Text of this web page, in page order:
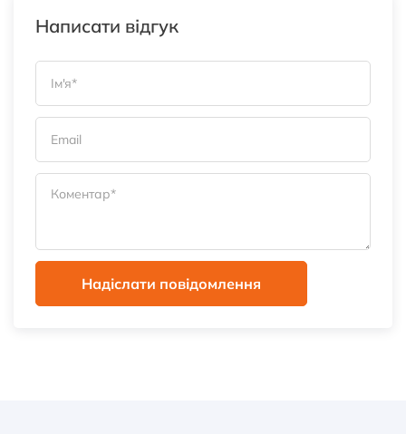
Написати відгук
Надіслати повідомлення